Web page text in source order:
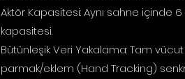
Aktör Kapasitesi: Aynı sahne
kapasitesi.
Bütünleşik Veri Yakalama: Tam
parmak/eklem (Hand Tracking)